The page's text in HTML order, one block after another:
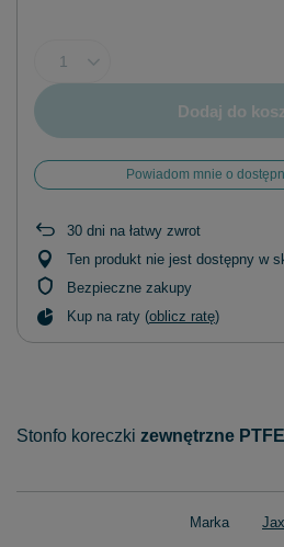
Dodaj do
Powiadom mnie o
30 dni na łatwy zwrot
Ten produkt nie jest dostępny w
Bezpieczne zakupy
Kup na raty (oblicz ratę)
Stonfo koreczki zewnętrzne PTFE
Marka